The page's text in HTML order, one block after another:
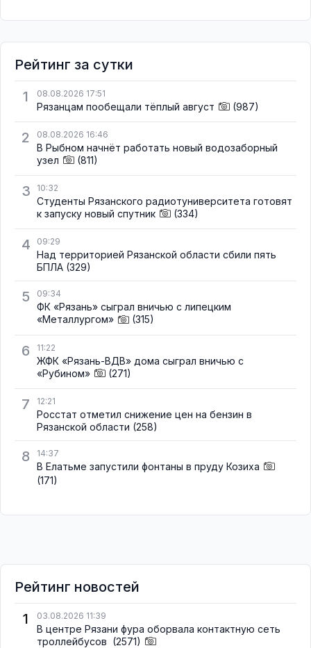
Рейтинг за сутки
1
08.08.2026 17:51
Рязанцам пообещали тёплый август (987)
2 08.08.2026 16:46
В Рыбном начнёт работать новый водозаборный
узел
(811)
3 10:32
Студенты Рязанского радиотуниверситета готовят
к запуску новый спутник
(334)
4 09:29
Над территорией Рязанской области сбили пять
БПЛА (329)
5 09:34
ФК «Рязань» сыграл вничью с липецким
«Металлургом»
(315)
6 11:22
ЖФК «Рязань-ВДВ» дома сыграл вничью с
«Рубином»
(271)
7 12:21
Росстат отметил снижение цен на бензин в
Рязанской области (258)
8 14:37
В Елатьме запустили фонтаны в пруду Козиха
(171)
Рейтинг новостей
1
03.08.2026 11:39
В центре Рязани фура оборвала контактную сеть
троллейбусов (2571)